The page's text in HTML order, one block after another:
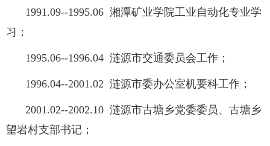
1991.09--1995.06 湘潭矿业学院工业自动化专业学
习；
1995.06--1996.04 涟源市交通委员会工作；
1996.04--2001.02 涟源市委办公室机要科工作；
2001.02--2002.10 涟源市古塘乡党委委员、古塘乡
望岩村支部书记；